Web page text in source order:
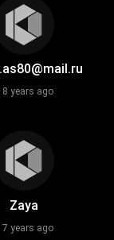
8 years ago
Zaya
7 years ago